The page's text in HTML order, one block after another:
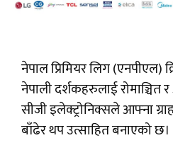
नेपाल प्रिमियर लिग
नेपाली दर्शकहरुलाई रोमाञ्चित
सीजी इलेक्ट्रोनिक्सले आफ्ना
बाँढेर थप उत्साहित बनाएको छ।